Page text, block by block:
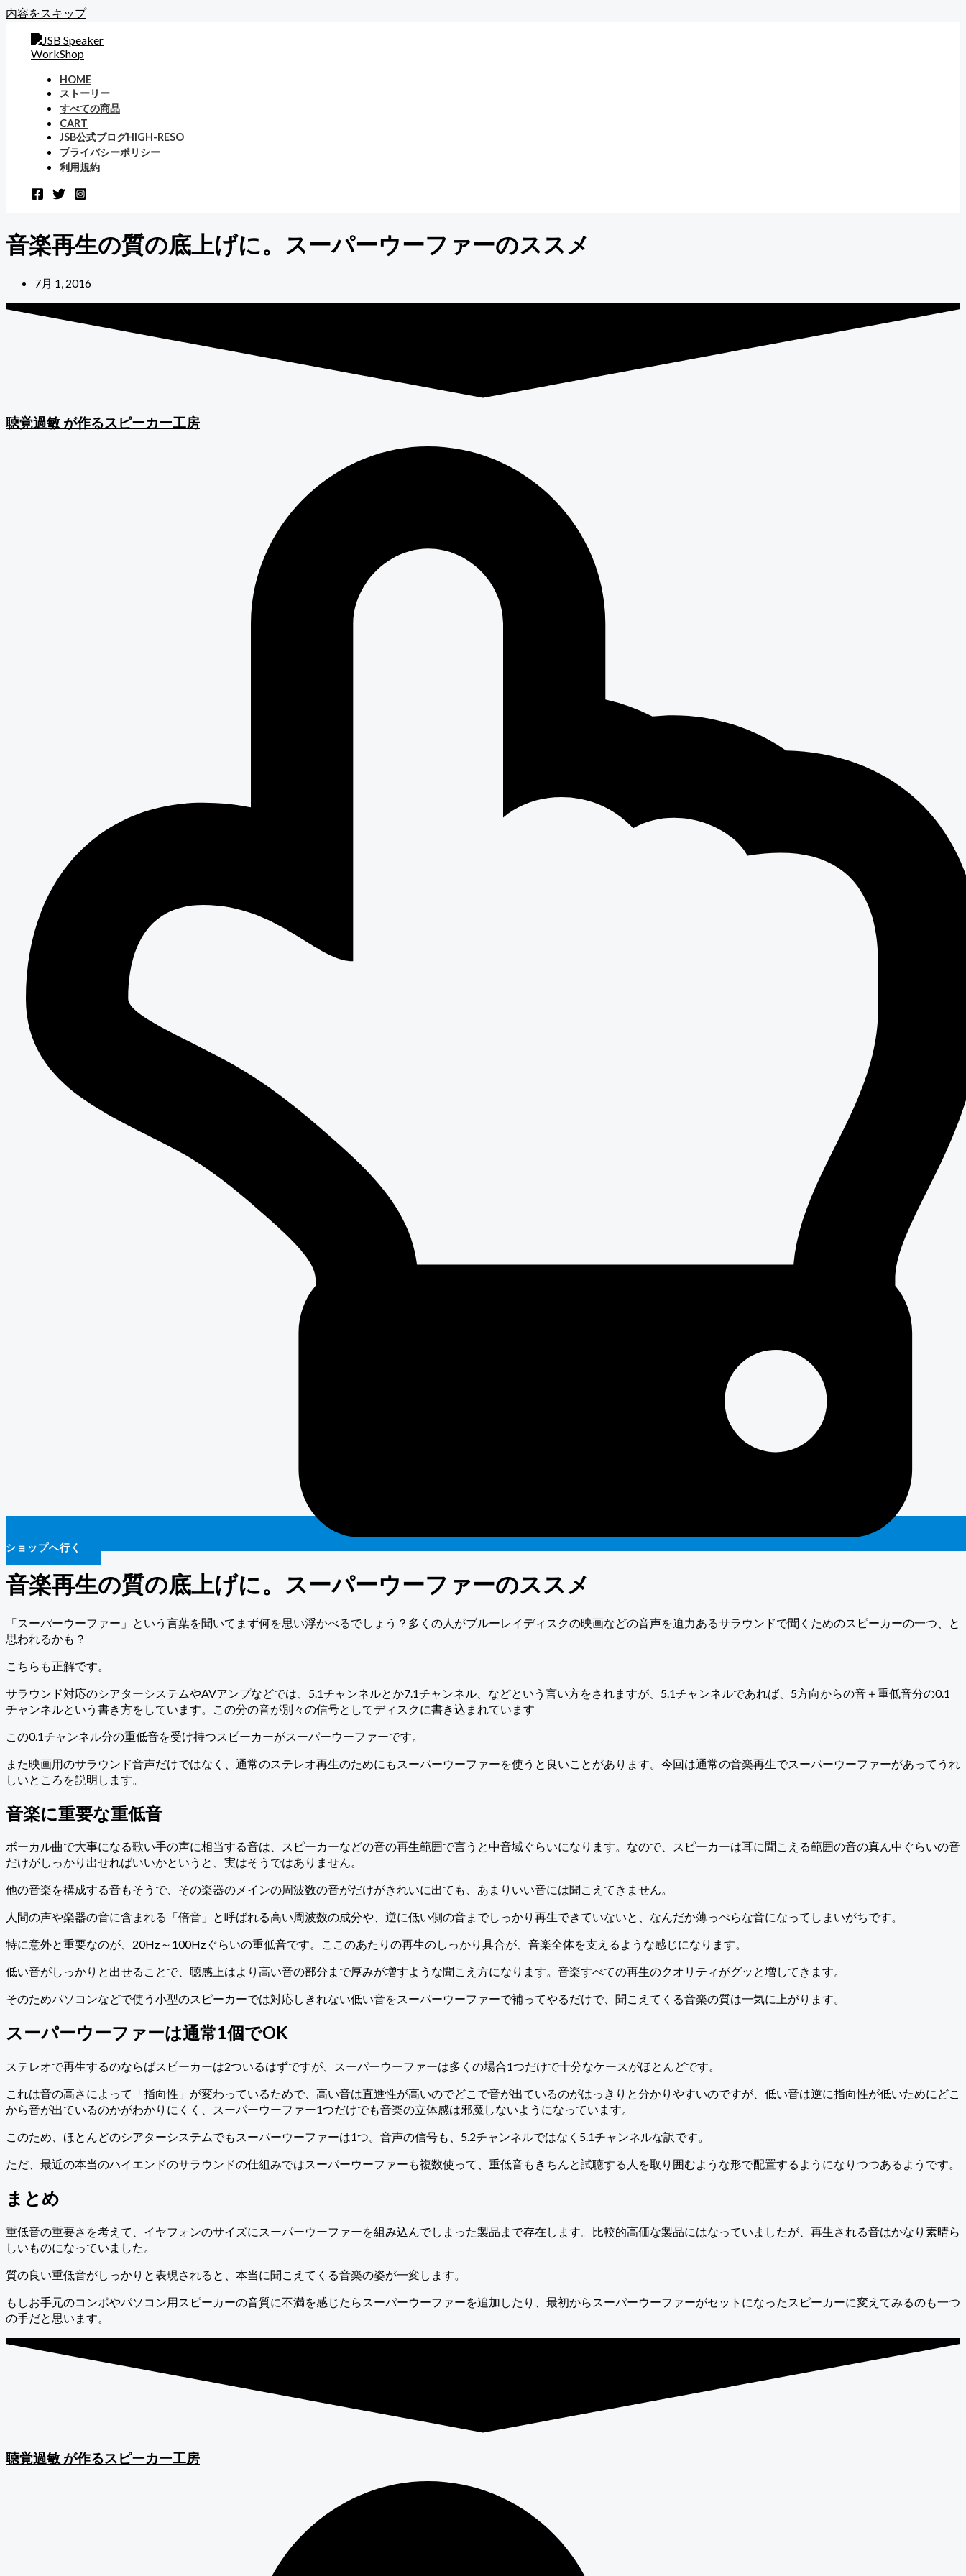
内容をスキップ
HOME
ストーリー
すべての商品
CART
JSB公式ブログHIGH-RESO
プライバシーポリシー
利用規約
音楽再生の質の底上げに。スーパーウーファーのススメ
7月 1, 2016
聴覚過敏が作るスピーカー工房
ショップへ行く
音楽再生の質の底上げに。スーパーウーファーのススメ
「スーパーウーファー」という言葉を聞いてまず何を思い浮かべるでしょう？多くの人がブルーレイディスクの映画などの音声を迫力あるサラウンドで聞くためのスピーカーの一つ、と
思われるかも？
こちらも正解です。
サラウンド対応のシアターシステムやAVアンプなどでは、5.1チャンネルとか7.1チャンネル、などという言い方をされますが、5.1チャンネルであれば、5方向からの音＋重低音分の0.1
チャンネルという書き方をしています。この分の音が別々の信号としてディスクに書き込まれています
この0.1チャンネル分の重低音を受け持つスピーカーがスーパーウーファーです。
また映画用のサラウンド音声だけではなく、通常のステレオ再生のためにもスーパーウーファーを使うと良いことがあります。今回は通常の音楽再生でスーパーウーファーがあってうれ
しいところを説明します。
音楽に重要な重低音
ボーカル曲で大事になる歌い手の声に相当する音は、スピーカーなどの音の再生範囲で言うと中音域ぐらいになります。なので、スピーカーは耳に聞こえる範囲の音の真ん中ぐらいの音
だけがしっかり出せればいいかというと、実はそうではありません。
他の音楽を構成する音もそうで、その楽器のメインの周波数の音がだけがきれいに出ても、あまりいい音には聞こえてきません。
人間の声や楽器の音に含まれる「倍音」と呼ばれる高い周波数の成分や、逆に低い側の音までしっかり再生できていないと、なんだか薄っぺらな音になってしまいがちです。
特に意外と重要なのが、20Hz～100Hzぐらいの重低音です。ここのあたりの再生のしっかり具合が、音楽全体を支えるような感じになります。
低い音がしっかりと出せることで、聴感上はより高い音の部分まで厚みが増すような聞こえ方になります。音楽すべての再生のクオリティがグッと増してきます。
そのためパソコンなどで使う小型のスピーカーでは対応しきれない低い音をスーパーウーファーで補ってやるだけで、聞こえてくる音楽の質は一気に上がります。
スーパーウーファーは通常1個でOK
ステレオで再生するのならばスピーカーは2ついるはずですが、スーパーウーファーは多くの場合1つだけで十分なケースがほとんどです。
これは音の高さによって「指向性」が変わっているためで、高い音は直進性が高いのでどこで音が出ているのがはっきりと分かりやすいのですが、低い音は逆に指向性が低いためにどこ
から音が出ているのかがわかりにくく、スーパーウーファー1つだけでも音楽の立体感は邪魔しないようになっています。
このため、ほとんどのシアターシステムでもスーパーウーファーは1つ。音声の信号も、5.2チャンネルではなく5.1チャンネルな訳です。
ただ、最近の本当のハイエンドのサラウンドの仕組みではスーパーウーファーも複数使って、重低音もきちんと試聴する人を取り囲むような形で配置するようになりつつあるようです。
まとめ
重低音の重要さを考えて、イヤフォンのサイズにスーパーウーファーを組み込んでしまった製品まで存在します。比較的高価な製品にはなっていましたが、再生される音はかなり素晴ら
しいものになっていました。
質の良い重低音がしっかりと表現されると、本当に聞こえてくる音楽の姿が一変します。
もしお手元のコンポやパソコン用スピーカーの音質に不満を感じたらスーパーウーファーを追加したり、最初からスーパーウーファーがセットになったスピーカーに変えてみるのも一つ
の手だと思います。
聴覚過敏が作るスピーカー工房